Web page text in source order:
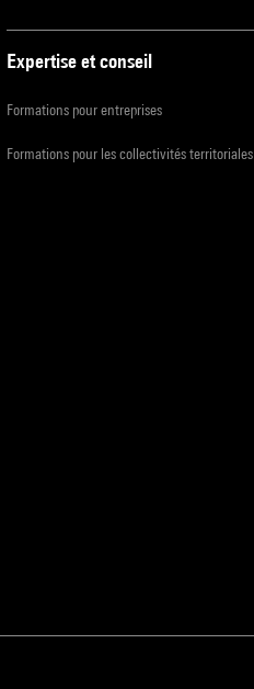
Expertise et conseil
Formations pour entreprises
Formations pour les collectivités territoriales